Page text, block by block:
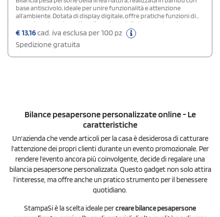
base antiscivolo, ideale per unire funzionalità e attenzione
all’ambiente. Dotata di display digitale, offre pratiche funzioni di
spegnimento automatico, rilevazione della temperatura, tara e
selezione dell’unità di peso. Funziona a batteria (2 × AAA, non
incluse) ed è confezionata in un’elegante scatola dal design
ecologico.
€13,16cad. iva esclusa per 100 pz
Spedizione gratuita
Bilance pesapersone personalizzate online - Le
caratteristiche
Un'azienda che vende articoli per la casa è desiderosa di catturare
l'attenzione dei propri clienti durante un evento promozionale. Per
rendere l’evento ancora più coinvolgente, decide di regalare una
bilancia pesapersone personalizzata. Questo gadget non solo attira
l'interesse, ma offre anche un pratico strumento per il benessere
quotidiano.
StampaSi è la scelta ideale percreare bilance pesapersone